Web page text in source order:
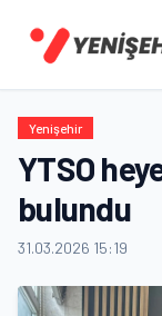
Yenişehir
YTSO
bulundu
31.03.2026 15:19